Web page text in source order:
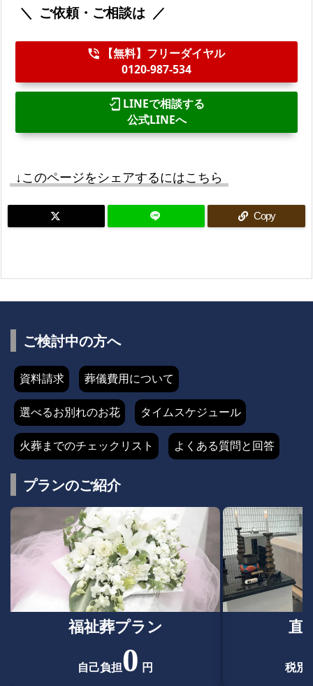
ご依頼・ご相談は
phone_in_talk 【無料】フリーダイヤル
0120-987-534
mobile_friendlyLINEで相談する
公式LINEへ
↓このページをシェアするにはこちら
Copy
ご検討中の方へ
資料請求 葬儀費用について
選べるお別れのお花 タイムスケジュール
火葬までのチェックリスト よくある質問と回答
プランのご紹介
福祉葬プラン
自己負担0 円
直
税別